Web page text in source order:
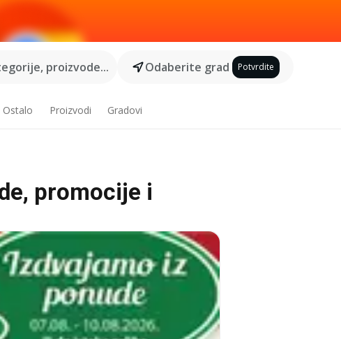
proizvode...
Odaberite grad Potvrdite
Ostalo Proizvodi Gradovi
promocije i